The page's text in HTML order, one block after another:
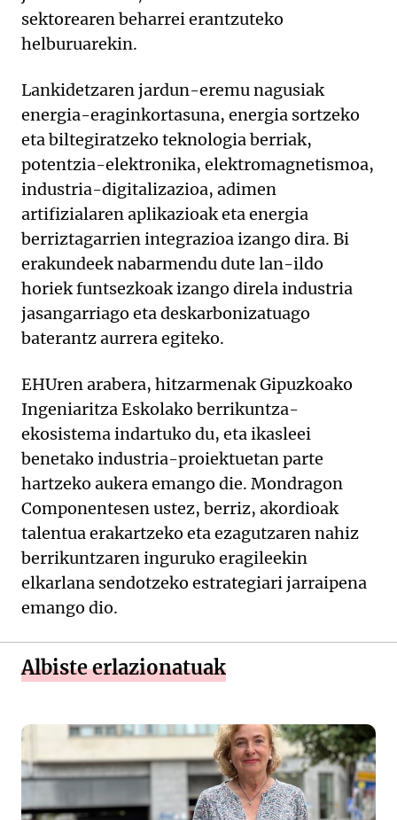
sektorearen beharrei erantzuteko
helburuarekin.
Lankidetzaren jardun-eremu nagusiak
energia-eraginkortasuna, energia sortzeko
eta biltegiratzeko teknologia berriak,
potentzia-elektronika, elektromagnetismoa,
industria-digitalizazioa, adimen
artifizialaren aplikazioak eta energia
berriztagarrien integrazioa izango dira. Bi
erakundeek nabarmendu dute lan-ildo
horiek funtsezkoak izango direla industria
jasangarriago eta deskarbonizatuago
baterantz aurrera egiteko.
EHUren arabera, hitzarmenak Gipuzkoako
Ingeniaritza Eskolako berrikuntza-
ekosistema indartuko du, eta ikasleei
benetako industria-proiektuetan parte
hartzeko aukera emango die. Mondragon
Componentesen ustez, berriz, akordioak
talentua erakartzeko eta ezagutzaren nahiz
berrikuntzaren inguruko eragileekin
elkarlana sendotzeko estrategiari jarraipena
emango dio.
Albiste erlazionatuak